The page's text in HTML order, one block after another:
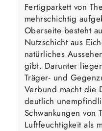
Fertigparkett von
mehrschichtig
Oberseite besteht
Nutzschicht aus
natürliches
gibt. Darunter
Träger- und
Verbund macht die
deutlich
Schwankungen von
Luftfeuchtigkeit als